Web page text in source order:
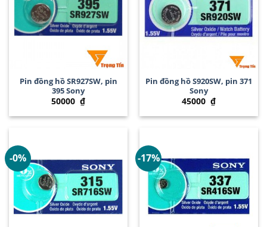
Pin đồng hồ SR927SW, pin
395 Sony
50000 ₫
Pin đồng hồ S920SW, pin 371
Sony
45000 ₫
-0% -17%